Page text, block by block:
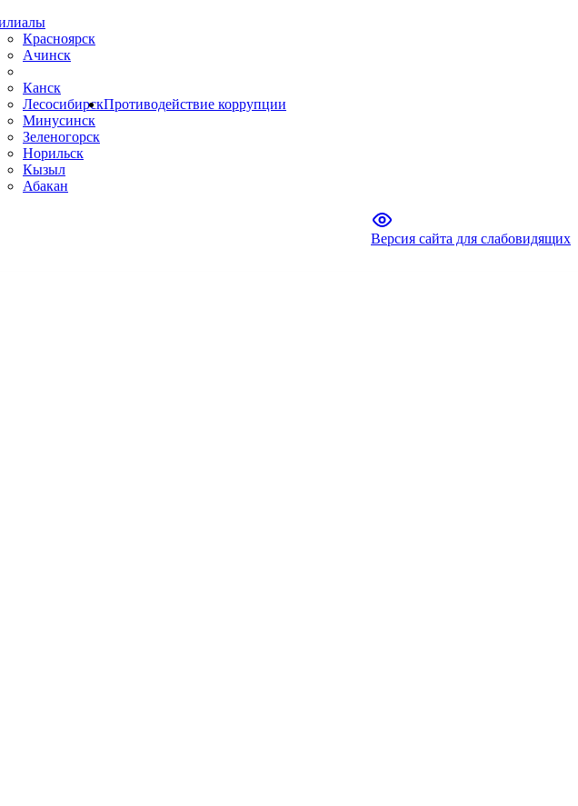
Красноярск
Ачинск
Канск
Лесосибирск
Минусинск
Зеленогорск
Норильск
Кызыл
Абакан
Противодействие коррупции
Версия сайта для слабовидящих